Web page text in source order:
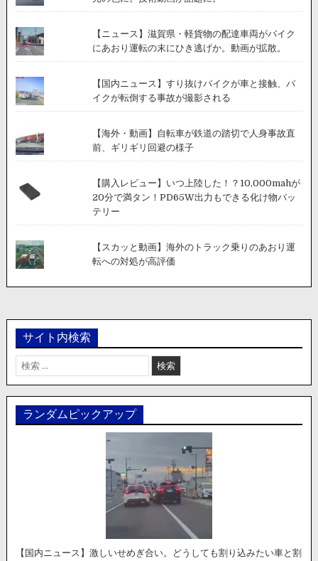
【ニュース】滋賀県・軽貨物の配達車両がバイク
にあおり運転の末にひき逃げか。動画が拡散。
【国内ニュース】すり抜けバイクが車と接触、バ
イクが転倒する事故が撮影される
【海外・動画】自転車が鉄道の踏切で人身事故直
前、ギリギリ回避の様子
【購入レビュー】いつ上陸した！？10,000mahが
20分で満タン！PD65W出力もできる化け物バッ
テリー
【スカッと動画】海外のトラック乗りのあおり運
転への対処が高評価
サイト内検索
検
索:
ランダムピックアップ
【国内ニュース】激しいせめぎ合い。どうしても割り込みたい車と割